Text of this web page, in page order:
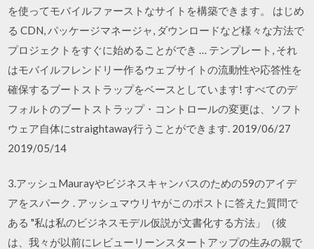
を使ってモバイルファーストなサイトを構築できます。 はじめ
る CDN, パッケージマネージャ, ダウンロードなど様々な方法で
プロジェクトをすぐに始めることができ … テンプレート, それ
はモバイルフレンドリー作るウェブサイトの流動性や応答性を
確保するブートストラップをベースとしています! すべてのデ
フォルトのブートストラップ・コントロールの変更は、ソフト
ウェア自体にstraightaway行うことができます. 2019/06/27
2019/05/14
3.アッシュMaurayやビジネスキャンバスのための59のアイデ
アをスパーク . アッシュマウリヤがこのポストに答えた質問で
ある "私は私のビジネスモデル仮説が文書化する方法」（彼
は、我々が以前にレビューリーンスタートアップの生みの親で